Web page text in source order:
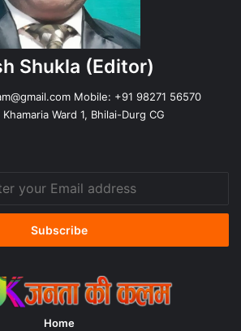
Shukla (Editor)
Mobile: +91 98271 56570
Ward 1, Bhilai-Durg CG
Home